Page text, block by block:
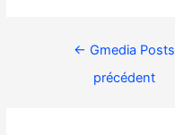
← Gmedia Posts
précédent